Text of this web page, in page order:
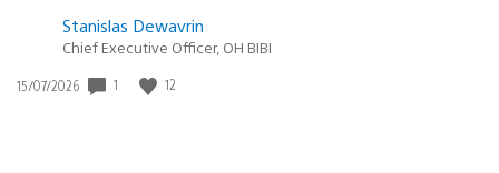
Stanislas Dewavrin
Chief Executive Officer, OH BIBI
Data
15/07/2026 1 12